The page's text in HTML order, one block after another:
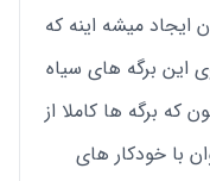
ایجاد میشه اینه که
این برگه های سیاه
برگه ها کاملا از
با خودکار های